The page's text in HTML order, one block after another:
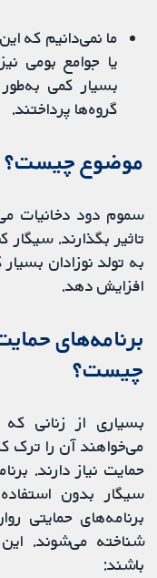
ما نمی‌دانیم که
یا جوامع بومی
بسیار کمی
گروه‌ها پرداختند.
موضوع چیست؟
سموم دود دخانیات
تاثیر بگذارند. سیگار
به تولد نوزادان
افزایش دهد.
برنامه‌های
چیست؟
بسیاری از زنانی
می‌خواهند آن را ترک
حمایت نیاز دارند.
سیگار بدون
برنامه‌های حمایتی
شناخته می‌شوند.
باشند: